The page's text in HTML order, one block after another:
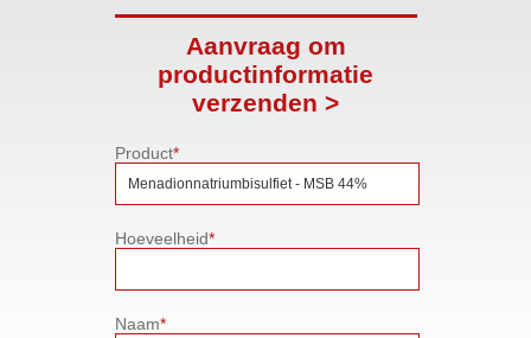
Aanvraag om
productinformatie
verzenden >
Product*
Hoeveelheid*
Naam*